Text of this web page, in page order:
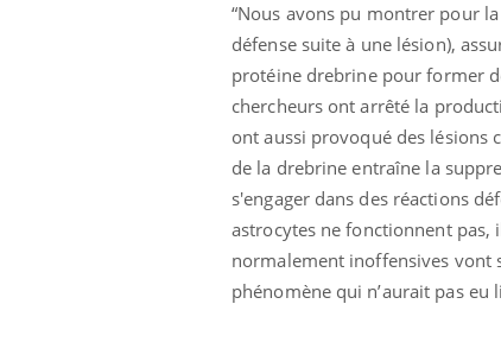
“Nous avons pu montrer pour
défense suite à une lésion),
protéine drebrine pour former
chercheurs ont arrêté la
ont aussi provoqué des lésions
de la drebrine entraîne la
s'engager dans des réactions
astrocytes ne fonctionnent pas,
normalement inoffensives vont
phénomène qui n’aurait pas
COUP DE FOOD sur le diabète
Coup de food sur le diabète, c'est votre
nouveau rendez-vous culinaire qui
bouscule les idées reçues ! Dans cet